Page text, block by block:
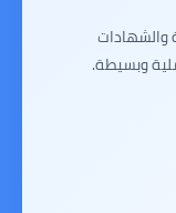
وبسيطة.